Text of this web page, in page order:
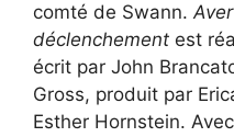
comté de Swann.
déclenchement est
écrit par John
Gross, produit par
Esther Hornstein.